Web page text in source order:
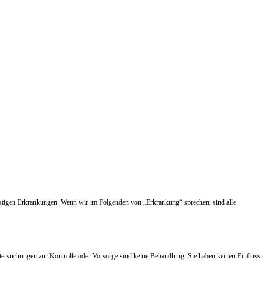
Erkrankungen. Wenn wir im Folgenden von „Erkrankung“ sprechen, sind alle
zur Kontrolle oder Vorsorge sind keine Behandlung. Sie haben keinen Einfluss